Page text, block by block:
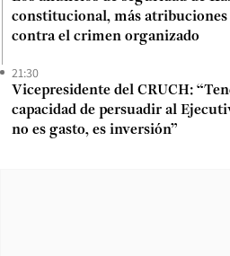
constitucional, más
contra el crimen organizado
21:30
Vicepresidente del CRUCH:
capacidad de persuadir al
no es gasto, es inversión”